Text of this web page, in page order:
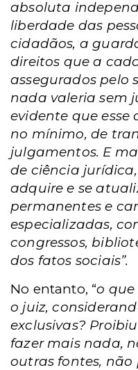
absoluta
liberdade das
cidadãos, a
direitos que a
assegurados pelo
nada valeria sem
evidente que esse
no mínimo, de
julgamentos. E
de ciência
adquire e se
permanentes e
especializadas,
congressos,
dos fatos sociais”.
No entanto, “o que
o juiz,
exclusivas?
fazer mais nada,
outras fontes, não